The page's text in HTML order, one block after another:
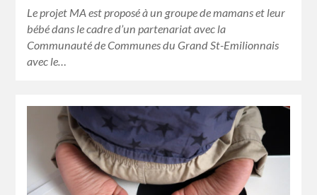
Le projet MA est proposé à un groupe de mamans et leur
bébé dans le cadre d’un partenariat avec la
Communauté de Communes du Grand St-Emilionnais
avec le…